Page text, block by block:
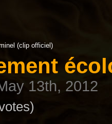
(clip officiel)
13th, 2012